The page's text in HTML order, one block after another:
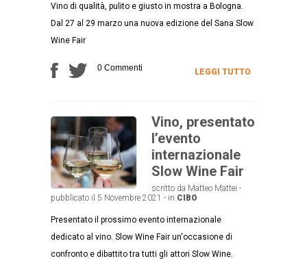
Vino di qualità, pulito e giusto in mostra a Bologna.
Dal 27 al 29 marzo una nuova edizione del Sana Slow
Wine Fair
0 Commenti LEGGI TUTTO
Vino, presentato
l’evento
internazionale
Slow Wine Fair
scritto da Matteo Mattei -
pubblicato il 5 Novembre 2021 - in CIBO
Presentato il prossimo evento internazionale
dedicato al vino. Slow Wine Fair un'occasione di
confronto e dibattito tra tutti gli attori Slow Wine.